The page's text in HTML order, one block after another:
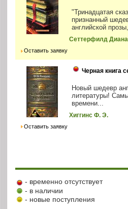
"Тринадцатая
признанный
английской
Сеттерфилд Диана
Оставить заявку
Черная книга
Новый шедевр
литературы!
времени...
Хиггинс Ф. Э.
Оставить заявку
- временно отсутствует
- в наличии
- новые поступления